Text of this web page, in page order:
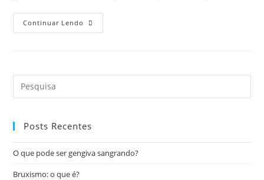
Continuar Lendo
Posts Recentes
O que pode ser gengiva sangrando?
Bruxismo: o que é?